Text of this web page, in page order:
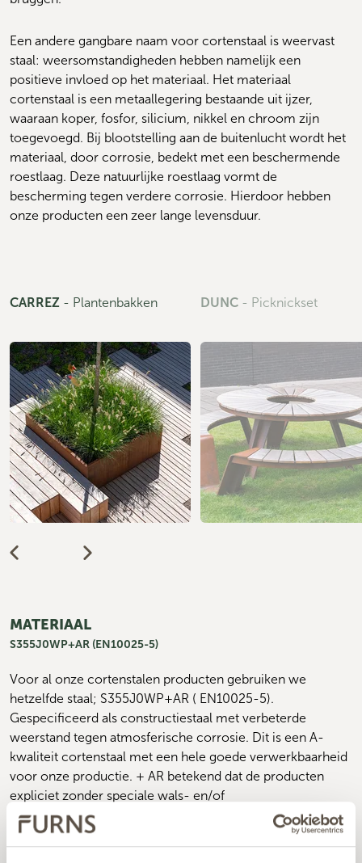
Een andere gangbare naam voor cortenstaal is weervast
staal: weersomstandigheden hebben namelijk een
positieve invloed op het materiaal. Het materiaal
cortenstaal is een metaallegering bestaande uit ijzer,
waaraan koper, fosfor, silicium, nikkel en chroom zijn
toegevoegd. Bij blootstelling aan de buitenlucht wordt het
materiaal, door corrosie, bedekt met een beschermende
roestlaag. Deze natuurlijke roestlaag vormt de
bescherming tegen verdere corrosie. Hierdoor hebben
onze producten een zeer lange levensduur.
CARREZ - Plantenbakken DUNC - Picknickset
MATERIAAL
S355J0WP+AR (EN10025-5)
Voor al onze cortenstalen producten gebruiken we
hetzelfde staal; S355J0WP+AR ( EN10025-5).
Gespecificeerd als constructiestaal met verbeterde
weerstand tegen atmosferische corrosie. Dit is een A-
kwaliteit cortenstaal met een hele goede verwerkbaarheid
voor onze productie. + AR betekend dat de producten
expliciet zonder speciale wals- en/of
warmtebehandelingstoestand geleverd zijn.